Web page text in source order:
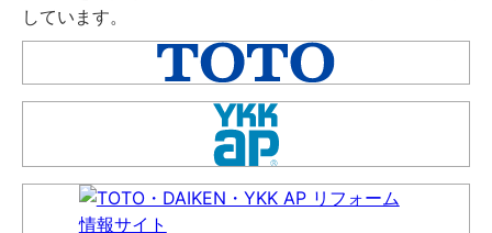
しています。